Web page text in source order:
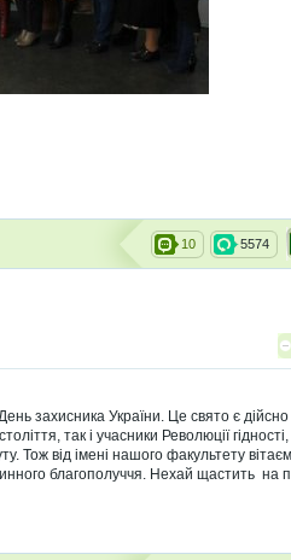
5574
10
захисника України. Це свято є
так і учасники Революції гідності,
Тож від імені нашого факультету
благополуччя. Нехай щастить на